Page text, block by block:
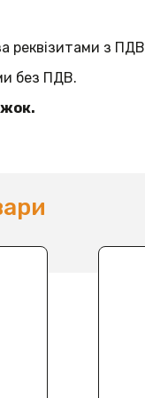
реквізитами з
без ПДВ.